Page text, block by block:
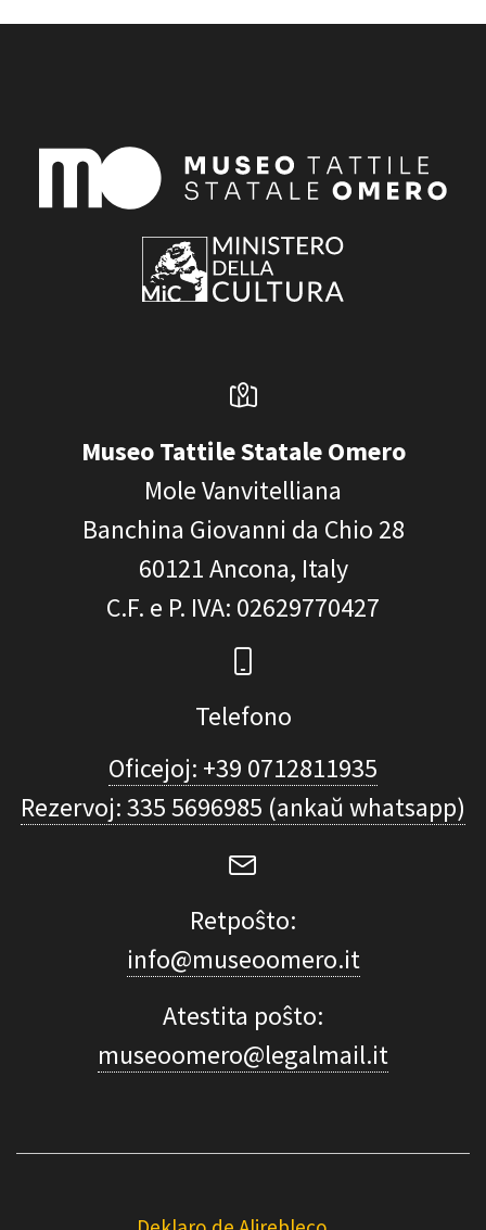
Museo Tattile Statale Omero
Mole Vanvitelliana
Banchina Giovanni da Chio 28
60121Ancona, Italy
C.F. e P. IVA: 02629770427
Telefono
Oficejoj: +39 0712811935
Rezervoj: 335 5696985 (ankaŭ whatsapp)
Retpoŝto:
info@museoomero.it
Atestita poŝto:
museoomero@legalmail.it